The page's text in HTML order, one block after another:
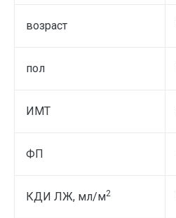
возраст
пол
ИМТ
ФП
КДИ ЛЖ, мл/м2